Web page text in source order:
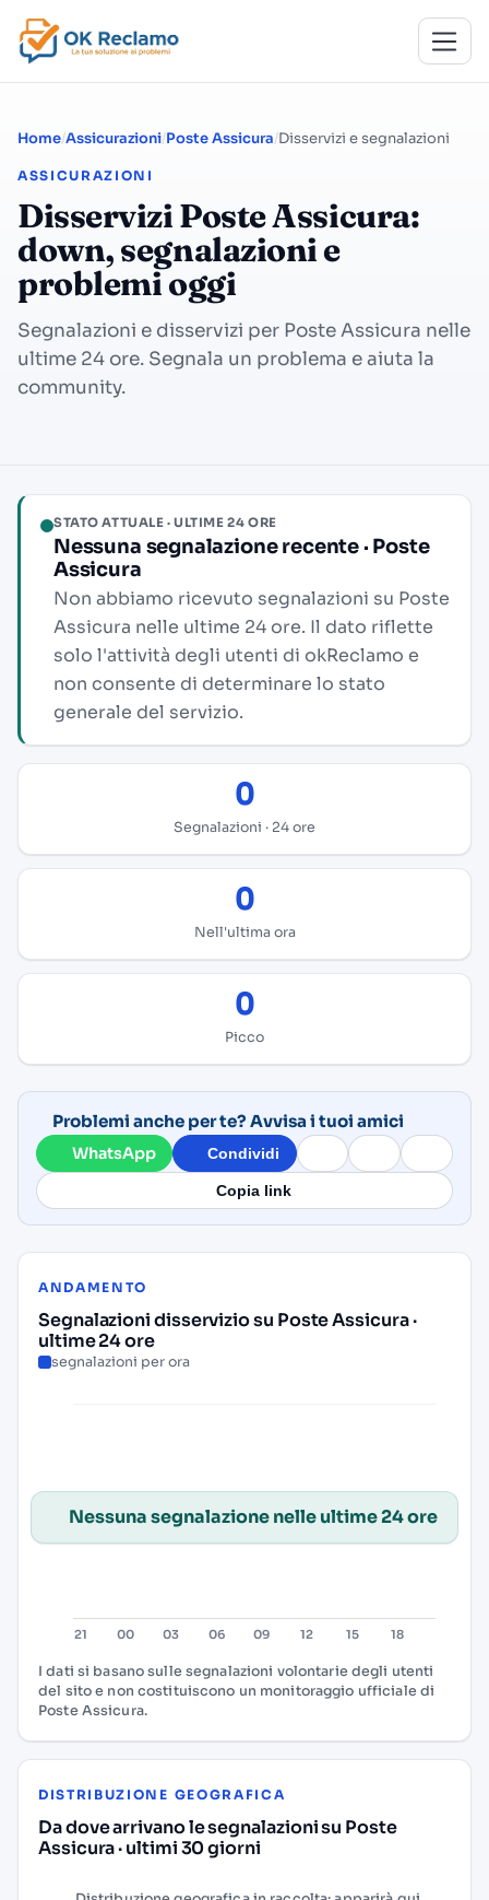
Home Assicurazioni Poste Assicura Disservizi e segnalazioni
ASSICURAZIONI
Disservizi Poste Assicura:
down, segnalazioni e
problemi oggi
Segnalazioni e disservizi per Poste Assicura nelle
ultime 24 ore. Segnala un problema e aiuta la
community.
STATO ATTUALE · ULTIME 24 ORE
Nessuna segnalazione recente · Poste
Assicura
Non abbiamo ricevuto segnalazioni su Poste
Assicura nelle ultime 24 ore. Il dato riflette
solo l'attività degli utenti di okReclamo e
non consente di determinare lo stato
generale del servizio.
0
Segnalazioni · 24 ore
0
Nell'ultima ora
0
Picco
Problemi anche per te? Avvisa i tuoi amici
WhatsApp Condividi
Copia link
ANDAMENTO
Segnalazioni disservizio su Poste Assicura ·
ultime 24 ore
segnalazioni per ora
Nessuna segnalazione nelle ultime 24 ore
I dati si basano sulle segnalazioni volontarie degli utenti
del sito e non costituiscono un monitoraggio ufficiale di
Poste Assicura.
DISTRIBUZIONE GEOGRAFICA
Da dove arrivano le segnalazioni su Poste
Assicura · ultimi 30 giorni